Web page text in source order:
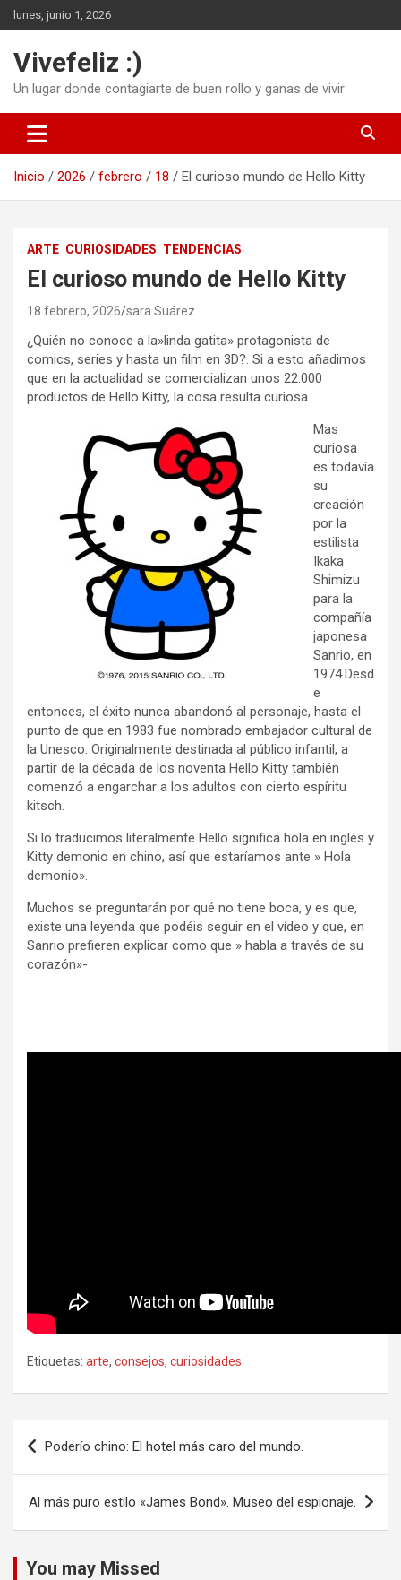
Saltar
al
lunes, junio 1, 2026
Vivefeliz :)
Un lugar donde contagiarte de buen rollo y ganas de vivir
Inicio 2026 febrero 18 El curioso mundo de Hello Kitty
ARTE CURIOSIDADES TENDENCIAS
El curioso mundo de Hello Kitty
18 febrero, 2026 sara Suárez
¿Quién no conoce a la»linda gatita» protagonista de
comics, series y hasta un film en 3D?. Si a esto añadimos
que en la actualidad se comercializan unos 22.000
productos de Hello Kitty, la cosa resulta curiosa.
Mas
curiosa
es todavía
su
creación
por la
estilista
Ikaka
Shimizu
para la
compañía
japonesa
Sanrio, en
1974.Desd
e
entonces, el éxito nunca abandonó al personaje, hasta el
punto de que en 1983 fue nombrado embajador cultural de
la Unesco. Originalmente destinada al público infantil, a
partir de la década de los noventa Hello Kitty también
comenzó a engarchar a los adultos con cierto espíritu
kitsch.
Si lo traducimos literalmente Hello significa hola en inglés y
Kitty demonio en chino, así que estaríamos ante » Hola
demonio».
Muchos se preguntarán por qué no tiene boca, y es que,
existe una leyenda que podéis seguir en el vídeo y que, en
Sanrio prefieren explicar como que » habla a través de su
corazón»-
Etiquetas: arte, consejos, curiosidades
Navegación
de
entradas
Poderío chino: El hotel más caro del mundo.
Al más puro estilo «James Bond». Museo del espionaje.
You may Missed